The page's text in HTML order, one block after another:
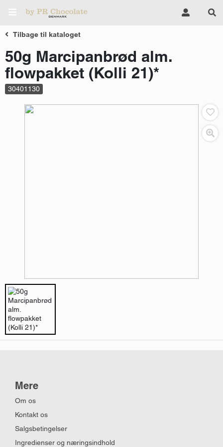
Tilbage til kataloget
50g Marcipanbrød alm.
flowpakket (Kolli 21)*
30401130
Mere
Om os
Kontakt os
Salgsbetingelser
Ingredienser og næringsindhold